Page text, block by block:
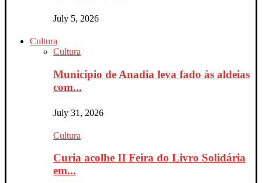
July 5, 2026
Cultura
Cultura
Município de Anadia leva fado às aldeias
com...
July 31, 2026
Cultura
Curia acolhe II Feira do Livro Solidária
em...